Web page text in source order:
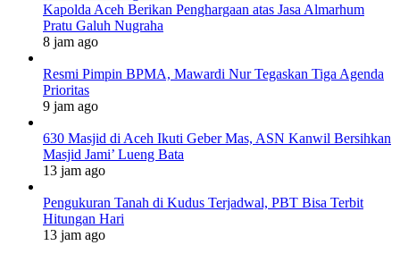
Kapolda Aceh Berikan Penghargaan atas Jasa Almarhum
Pratu Galuh Nugraha
8 jam ago
Resmi Pimpin BPMA, Mawardi Nur Tegaskan Tiga Agenda
Prioritas
9 jam ago
630 Masjid di Aceh Ikuti Geber Mas, ASN Kanwil Bersihkan
Masjid Jami’ Lueng Bata
13 jam ago
Pengukuran Tanah di Kudus Terjadwal, PBT Bisa Terbit
Hitungan Hari
13 jam ago